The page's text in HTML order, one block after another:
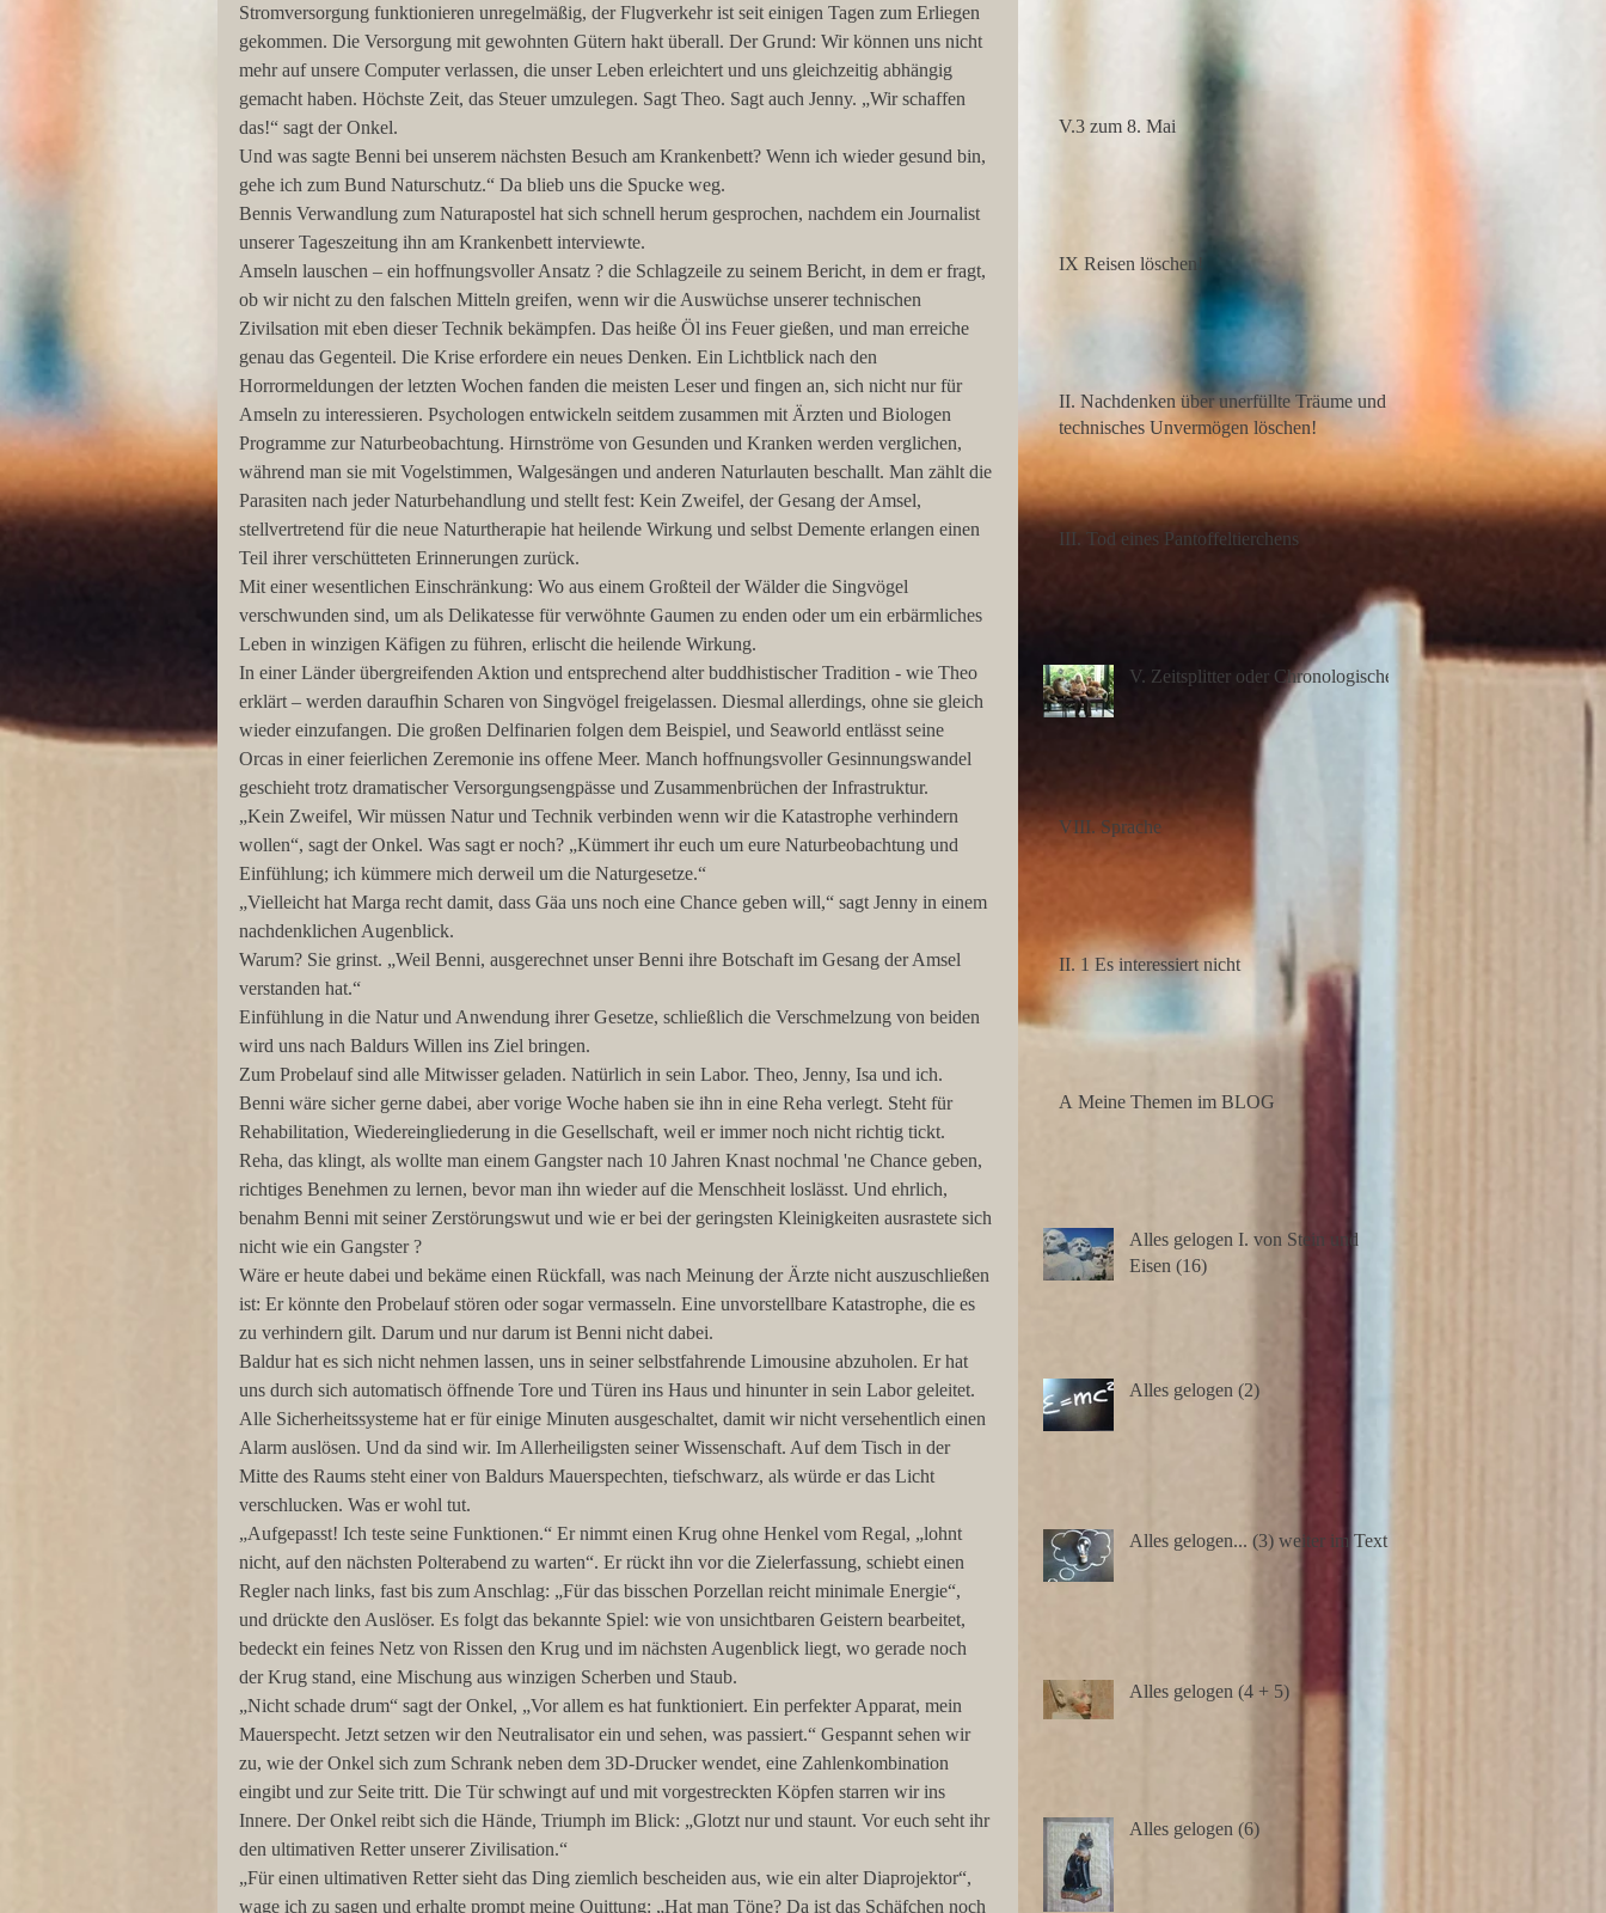
Stromversorgung funktionieren unregelmäßig, der Flugverkehr ist seit einigen Tagen zum Erliegen
gekommen. Die Versorgung mit gewohnten Gütern hakt überall. Der Grund: Wir können uns nicht
mehr auf unsere Computer verlassen, die unser Leben erleichtert und uns gleichzeitig abhängig
gemacht haben. Höchste Zeit, das Steuer umzulegen. Sagt Theo. Sagt auch Jenny. „Wir schaffen
das!“ sagt der Onkel.
Und was sagte Benni bei unserem nächsten Besuch am Krankenbett? Wenn ich wieder gesund bin,
gehe ich zum Bund Naturschutz.“ Da blieb uns die Spucke weg.
Bennis Verwandlung zum Naturapostel hat sich schnell herum gesprochen, nachdem ein Journalist
unserer Tageszeitung ihn am Krankenbett interviewte.
Amseln lauschen – ein hoffnungsvoller Ansatz ? die Schlagzeile zu seinem Bericht, in dem er fragt,
ob wir nicht zu den falschen Mitteln greifen, wenn wir die Auswüchse unserer technischen
Zivilsation mit eben dieser Technik bekämpfen. Das heiße Öl ins Feuer gießen, und man erreiche
genau das Gegenteil. Die Krise erfordere ein neues Denken. Ein Lichtblick nach den
Horrormeldungen der letzten Wochen fanden die meisten Leser und fingen an, sich nicht nur für
Amseln zu interessieren. Psychologen entwickeln seitdem zusammen mit Ärzten und Biologen
Programme zur Naturbeobachtung. Hirnströme von Gesunden und Kranken werden verglichen,
während man sie mit Vogelstimmen, Walgesängen und anderen Naturlauten beschallt. Man zählt die
Parasiten nach jeder Naturbehandlung und stellt fest: Kein Zweifel, der Gesang der Amsel,
stellvertretend für die neue Naturtherapie hat heilende Wirkung und selbst Demente erlangen einen
Teil ihrer verschütteten Erinnerungen zurück.
Mit einer wesentlichen Einschränkung: Wo aus einem Großteil der Wälder die Singvögel
verschwunden sind, um als Delikatesse für verwöhnte Gaumen zu enden oder um ein erbärmliches
Leben in winzigen Käfigen zu führen, erlischt die heilende Wirkung.
In einer Länder übergreifenden Aktion und entsprechend alter buddhistischer Tradition - wie Theo
erklärt – werden daraufhin Scharen von Singvögel freigelassen. Diesmal allerdings, ohne sie gleich
wieder einzufangen. Die großen Delfinarien folgen dem Beispiel, und Seaworld entlässt seine
Orcas in einer feierlichen Zeremonie ins offene Meer. Manch hoffnungsvoller Gesinnungswandel
geschieht trotz dramatischer Versorgungsengpässe und Zusammenbrüchen der Infrastruktur.
„Kein Zweifel, Wir müssen Natur und Technik verbinden wenn wir die Katastrophe verhindern
wollen“, sagt der Onkel. Was sagt er noch? „Kümmert ihr euch um eure Naturbeobachtung und
Einfühlung; ich kümmere mich derweil um die Naturgesetze.“
„Vielleicht hat Marga recht damit, dass Gäa uns noch eine Chance geben will,“ sagt Jenny in einem
nachdenklichen Augenblick.
Warum? Sie grinst. „Weil Benni, ausgerechnet unser Benni ihre Botschaft im Gesang der Amsel
verstanden hat.“
Einfühlung in die Natur und Anwendung ihrer Gesetze, schließlich die Verschmelzung von beiden
wird uns nach Baldurs Willen ins Ziel bringen.
Zum Probelauf sind alle Mitwisser geladen. Natürlich in sein Labor. Theo, Jenny, Isa und ich.
Benni wäre sicher gerne dabei, aber vorige Woche haben sie ihn in eine Reha verlegt. Steht für
Rehabilitation, Wiedereingliederung in die Gesellschaft, weil er immer noch nicht richtig tickt.
Reha, das klingt, als wollte man einem Gangster nach 10 Jahren Knast nochmal 'ne Chance geben,
richtiges Benehmen zu lernen, bevor man ihn wieder auf die Menschheit loslässt. Und ehrlich,
benahm Benni mit seiner Zerstörungswut und wie er bei der geringsten Kleinigkeiten ausrastete sich
nicht wie ein Gangster ?
Wäre er heute dabei und bekäme einen Rückfall, was nach Meinung der Ärzte nicht auszuschließen
ist: Er könnte den Probelauf stören oder sogar vermasseln. Eine unvorstellbare Katastrophe, die es
zu verhindern gilt. Darum und nur darum ist Benni nicht dabei.
Baldur hat es sich nicht nehmen lassen, uns in seiner selbstfahrende Limousine abzuholen. Er hat
uns durch sich automatisch öffnende Tore und Türen ins Haus und hinunter in sein Labor geleitet.
Alle Sicherheitssysteme hat er für einige Minuten ausgeschaltet, damit wir nicht versehentlich einen
Alarm auslösen. Und da sind wir. Im Allerheiligsten seiner Wissenschaft. Auf dem Tisch in der
Mitte des Raums steht einer von Baldurs Mauerspechten, tiefschwarz, als würde er das Licht
verschlucken. Was er wohl tut.
„Aufgepasst! Ich teste seine Funktionen.“ Er nimmt einen Krug ohne Henkel vom Regal, „lohnt
nicht, auf den nächsten Polterabend zu warten“. Er rückt ihn vor die Zielerfassung, schiebt einen
Regler nach links, fast bis zum Anschlag: „Für das bisschen Porzellan reicht minimale Energie“,
und drückte den Auslöser. Es folgt das bekannte Spiel: wie von unsichtbaren Geistern bearbeitet,
bedeckt ein feines Netz von Rissen den Krug und im nächsten Augenblick liegt, wo gerade noch
der Krug stand, eine Mischung aus winzigen Scherben und Staub.
„Nicht schade drum“ sagt der Onkel, „Vor allem es hat funktioniert. Ein perfekter Apparat, mein
Mauerspecht. Jetzt setzen wir den Neutralisator ein und sehen, was passiert.“ Gespannt sehen wir
zu, wie der Onkel sich zum Schrank neben dem 3D-Drucker wendet, eine Zahlenkombination
eingibt und zur Seite tritt. Die Tür schwingt auf und mit vorgestreckten Köpfen starren wir ins
Innere. Der Onkel reibt sich die Hände, Triumph im Blick: „Glotzt nur und staunt. Vor euch seht ihr
den ultimativen Retter unserer Zivilisation.“
„Für einen ultimativen Retter sieht das Ding ziemlich bescheiden aus, wie ein alter Diaprojektor“,
wage ich zu sagen und erhalte prompt meine Quittung: „Hat man Töne? Da ist das Schäfchen noch
V.3 zum 8. Mai
IX Reisen löschen!
II. Nachdenken über unerfüllte Träume und
technisches Unvermögen löschen!
III. Tod eines Pantoffeltierchens
V. Zeitsplitter oder Chronologisches
VIII. Sprache
II. 1 Es interessiert nicht
A Meine Themen im BLOG
Alles gelogen I. von Stein und
Eisen (16)
Alles gelogen (2)
Alles gelogen... (3) weiter im Text
Alles gelogen (4 + 5)
Alles gelogen (6)